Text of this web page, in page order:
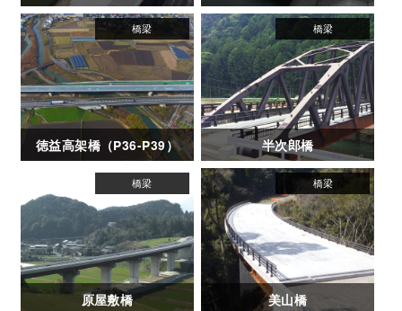
徳益高架橋（P36-P39） 半次郎橋
原屋敷橋 美山橋